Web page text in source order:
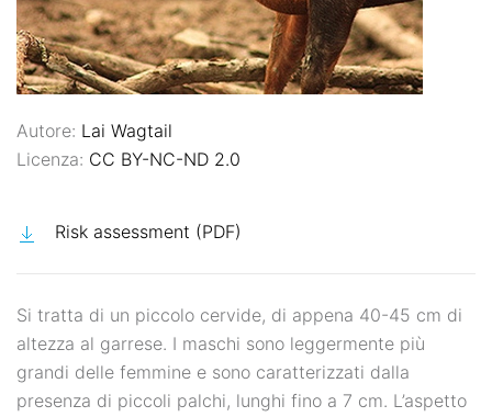
Autore: Lai Wagtail
Licenza: CC BY-NC-ND 2.0
Risk assessment (PDF)
Si tratta di un piccolo cervide, di appena 40-45 cm di
altezza al garrese. I maschi sono leggermente più
grandi delle femmine e sono caratterizzati dalla
presenza di piccoli palchi, lunghi fino a 7 cm. L’aspetto